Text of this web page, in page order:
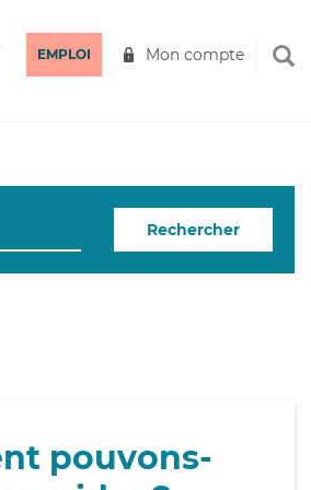
EMPLOI Mon compte
Rechercher
pouvons-